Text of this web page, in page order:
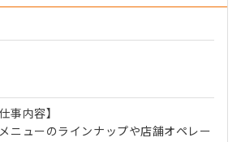
事内容】
ニューのラインナップや店舗オペレー